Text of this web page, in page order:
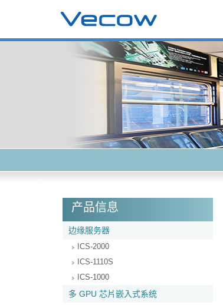
产品信息
边缘服务器
ICS-2000
ICS-1110S
ICS-1000
多 GPU 芯片嵌入式系统